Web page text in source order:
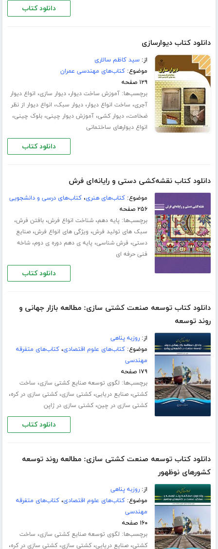
دانلود کتاب
دانلود کتاب دیوارسازی
از:سید کاظم سالاری
موضوع:کتاب‌های مهندسی عمران
۱۲۹ صفحه
برچسب‌ها:آموزش ساخت دیوار،دیوار سازی، انواع دیوار
آجری، ساخت انواع دیوار،دیوار سبک، انواع دیوار از نظر
ضخامت،دیوار کشی،آموزش دیوار چینی،بلوک چینی،
انواع دیوارهای ساختمانی
دانلود کتاب
دانلود کتاب نقشه‌کشی دستی و رایانه‌ای فرش
موضوع:کتاب‌های هنری،کتاب‌های درسی و دانشجویی
۲۵۶ صفحه
برچسب‌ها: پایه دهم،شناخت انواع فرش،بافتن فرش،
سبک های تولید فرش، ویژگی های انواع فرش،صنایع
دستی، فرش شناسی، پایه ی دهم دوره ی دوم،شاخه
فنی حرفه ای
دانلود کتاب
دانلود کتاب توسعه صنعت کشتی سازی: مطالعه بازار جهانی و
روند توسعه
از:روزبه پناهی
موضوع:کتاب‌های علوم اقتصادی،کتاب‌های متفرقه
مهندسی
۱۷۹ صفحه
برچسب‌ها: لگوی توسعه صنایع کشتی‏ سازی، ساخت
کشتی،صنایع دریایی،کشتی سازی،کشتی سازی در کره،
کشتی سازی در چین،کشتی سازی در ژاپن
دانلود کتاب
دانلود کتاب توسعه صنعت کشتی سازی: مطالعه روند توسعه
کشورهای نوظهور
از:روزبه پناهی
موضوع:کتاب‌های علوم اقتصادی،کتاب‌های متفرقه
مهندسی
۱۶۰ صفحه
برچسب‌ها: لگوی توسعه صنایع کشتی‏ سازی، ساخت
کشتی،صنایع دریایی،کشتی سازی،کشتی سازی در کره،